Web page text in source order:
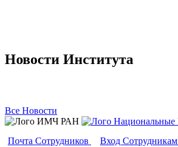
Новости Института
Все Новости
Почта Сотрудников Вход Сотрудникам